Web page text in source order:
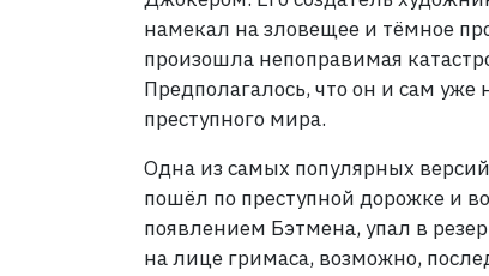
намекал на зловещее и тёмное
произошла непоправимая
Предполагалось, что он и сам
преступного мира.
Одна из самых популярных
пошёл по преступной дорожке и
появлением Бэтмена, упал в
на лице гримаса, возможно,